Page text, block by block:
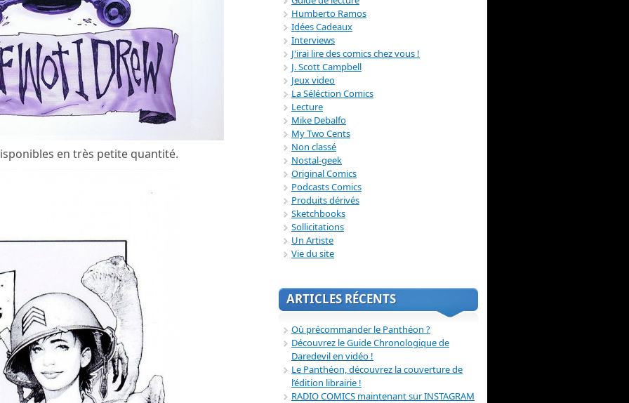
en très petite quantité.
Humberto Ramos
Idées Cadeaux
Interviews
J'irai lire des comics chez vous !
J. Scott Campbell
Jeux video
La Séléction Comics
Lecture
Mike Debalfo
My Two Cents
Non classé
Nostal-geek
Original Comics
Podcasts Comics
Produits dérivés
Sketchbooks
Sollicitations
Un Artiste
Vie du site
ARTICLES RÉCENTS
Où précommander le Panthéon ?
Découvrez le Guide Chronologique de
Daredevil en vidéo !
Le Panthéon, découvrez la couverture de
l’édition librairie !
RADIO COMICS maintenant sur INSTAGRAM